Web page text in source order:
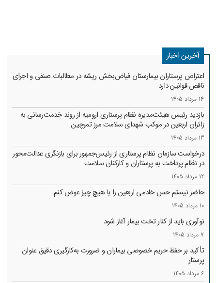
آخرین اخبار
اعتراض پرستاران بیمارستان فیاض‌بخش ریشه در مطالبات صنفی و اجرای
ناقص قوانین دارد
14 مرداد 1405
بازدید رئیس هیئت‌مدیره نظام پرستاری ارومیه از روند خدمت‌رسانی به
زائران اربعین در موکب شهدای سلامت مرز تمرچین
13 مرداد 1405
درخواست سازمان نظام پرستاری از رئیس‌جمهور برای بازنگری عدالت‌محور
در نظام پرداخت به پرستاران و کارکنان سلامت
12 مرداد 1405
حاضر نیستم حس خادمی اربعین را با هیچ چیز عوض کنم
10 مرداد 1405
نوآوری باید از کنار تخت بیمار آغاز شود
7 مرداد 1405
تأکید بر حفظ حریم خصوصی بیماران و ضرورت به‌کارگیری دقیق عنوان
پرستار
6 مرداد 1405